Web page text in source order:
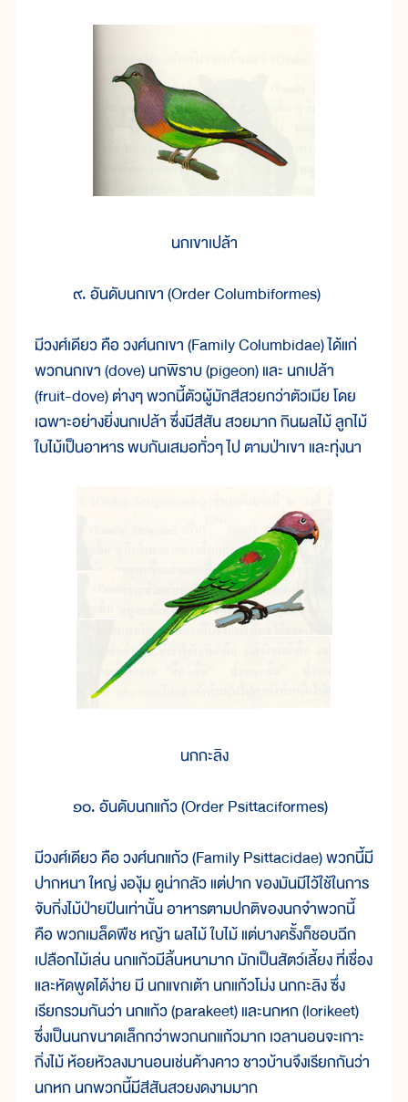
นกเขาเปล้า
๙. อันดับนกเขา (Order Columbiformes)
มีวงศ์เดียว คือ วงศ์นกเขา (Family Columbidae) ได้แก่
พวกนกเขา (dove) นกพิราบ (pigeon) และ นกเปล้า
(fruit-dove) ต่างๆ พวกนี้ตัวผู้มักสีสวยกว่าตัวเมีย โดย
เฉพาะอย่างยิ่งนกเปล้า ซึ่งมีสีสัน สวยมาก กินผลไม้ ลูกไม้
ใบไม้เป็นอาหาร พบกันเสมอทั่วๆ ไป ตามป่าเขา และทุ่งนา
นกกะลิง
๑๐. อันดับนกแก้ว (Order Psittaciformes)
มีวงศ์เดียว คือ วงศ์นกแก้ว (Family Psittacidae) พวกนี้มี
ปากหนา ใหญ่ งองุ้ม ดูน่ากลัว แต่ปาก ของมันมีไว้ใช้ในการ
จับกิ่งไม้ป่ายปีนเท่านั้น อาหารตามปกติของนกจำพวกนี้
คือ พวกเมล็ดพืช หญ้า ผลไม้ ใบไม้ แต่บางครั้งก็ชอบฉีก
เปลือกไม้เล่น นกแก้วมีลิ้นหนามาก มักเป็นสัตว์เลี้ยง ที่เชื่อง
และหัดพูดได้ง่าย มี นกแขกเต้า นกแก้วโม่ง นกกะลิง ซึ่ง
เรียกรวมกันว่า นกแก้ว (parakeet) และนกหก (lorikeet)
ซึ่งเป็นนกขนาดเล็กกว่าพวกนกแก้วมาก เวลานอนจะเกาะ
กิ่งไม้ ห้อยหัวลงมานอนเช่นค้างคาว ชาวบ้านจึงเรียกกันว่า
นกหก นกพวกนี้มีสีสันสวยงดงามมาก